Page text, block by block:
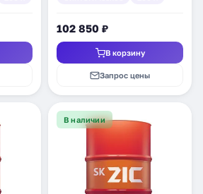
102 850 ₽
В корзину
Запрос цены
В наличии